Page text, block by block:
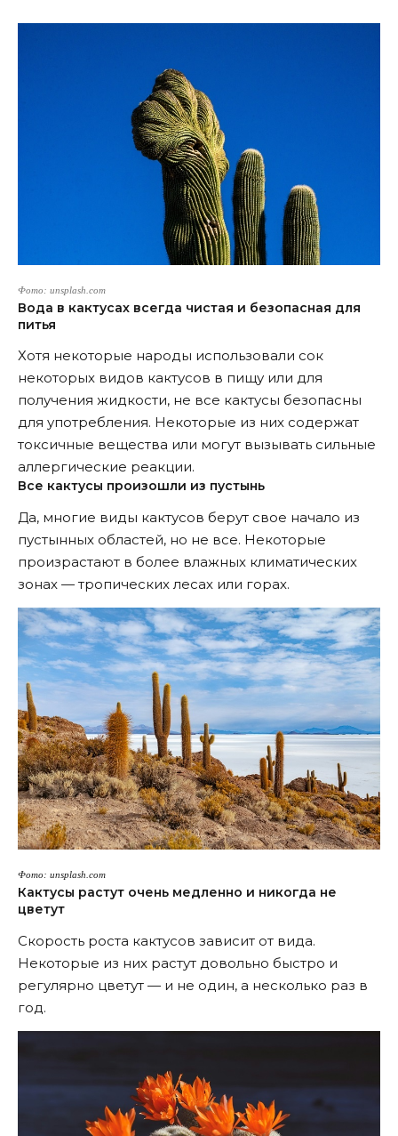
Фото: unsplash.com
Вода в кактусах всегда чистая и безопасная для
питья
Хотя некоторые народы использовали сок
некоторых видов кактусов в пищу или для
получения жидкости, не все кактусы безопасны
для употребления. Некоторые из них содержат
токсичные вещества или могут вызывать сильные
аллергические реакции.
Все кактусы произошли из пустынь
Да, многие виды кактусов берут свое начало из
пустынных областей, но не все. Некоторые
произрастают в более влажных климатических
зонах — тропических лесах или горах.
Фото: unsplash.com
Кактусы растут очень медленно и никогда не
цветут
Скорость роста кактусов зависит от вида.
Некоторые из них растут довольно быстро и
регулярно цветут — и не один, а несколько раз в
год.